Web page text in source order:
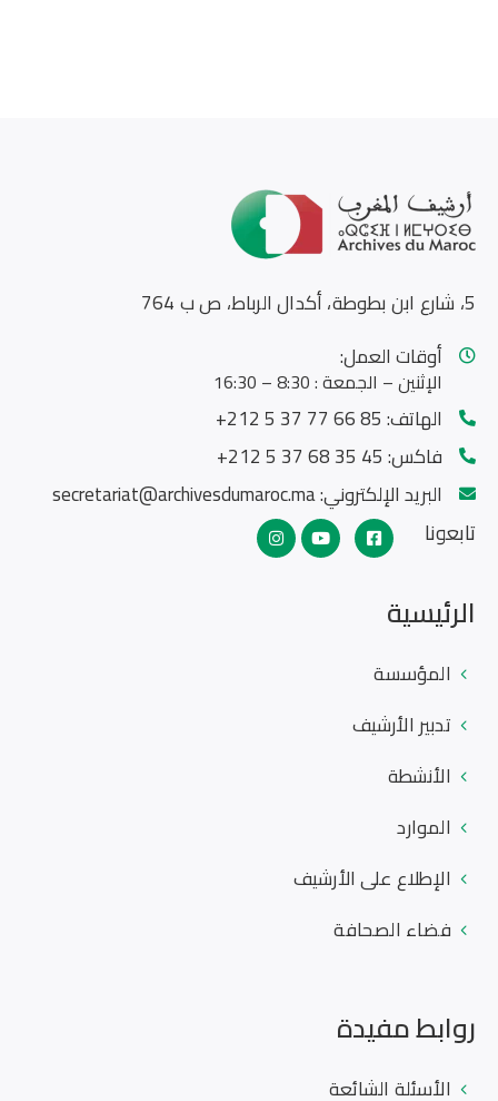
5، شارع ابن بطوطة، أكدال الرباط، ص ب 764
أوقات العمل:
الإثنين – الجمعة : 8:30 – 16:30
الهاتف:85 66 77 37 5 212+
فاكس:45 35 68 37 5 212+
البريد الإلكتروني:secretariat@archivesdumaroc.ma
تابعونا
الرئيسية
المؤسسة
تدبير الأرشيف
الأنشطة
الموارد
الإطلاع على الأرشيف
فضاء الصحافة
روابط مفيدة
الأسئلة الشائعة